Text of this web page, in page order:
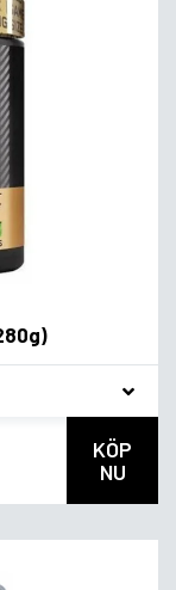
KÖP
NU